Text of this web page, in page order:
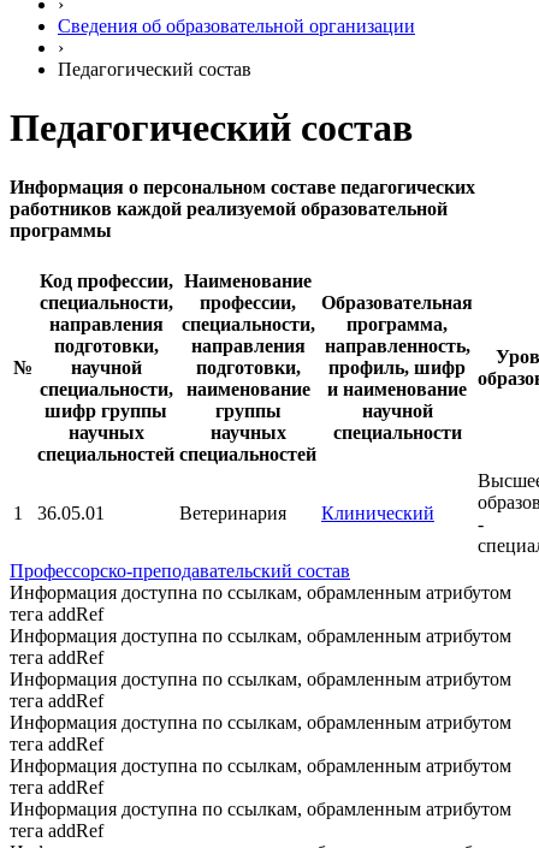
›
Сведения об образовательной организации
›
Педагогический состав
Педагогический состав
Информация о персональном составе педагогических
работников каждой реализуемой образовательной
программы
№
Код профессии,
специальности,
направления
подготовки,
научной
специальности,
шифр группы
научных
специальностей
Наименование
профессии,
специальности,
направления
подготовки,
наименование
группы
научных
специальностей
Образовательная
программа,
направленность,
профиль, шифр
и наименование
научной
специальности
1 36.05.01 Ветеринария Клинический
-
Профессорско-преподавательский состав
Информация доступна по ссылкам, обрамленным атрибутом
тега addRef
Информация доступна по ссылкам, обрамленным атрибутом
тега addRef
Информация доступна по ссылкам, обрамленным атрибутом
тега addRef
Информация доступна по ссылкам, обрамленным атрибутом
тега addRef
Информация доступна по ссылкам, обрамленным атрибутом
тега addRef
Информация доступна по ссылкам, обрамленным атрибутом
тега addRef